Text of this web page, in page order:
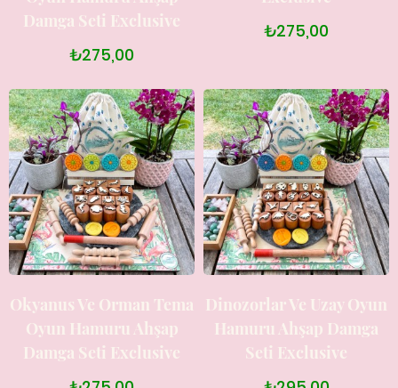
Damga Seti Exclusive
₺275,00
₺275,00
Okyanus Ve Orman Tema
Oyun Hamuru Ahşap
Damga Seti Exclusive
Dinozorlar Ve Uzay Oyun
Hamuru Ahşap Damga
Seti Exclusive